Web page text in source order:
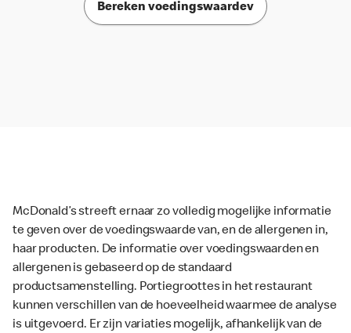
Bereken voedingswaardev
McDonald’s streeft ernaar zo volledig mogelijke informatie
te geven over de voedingswaarde van, en de allergenen in,
haar producten. De informatie over voedingswaarden en
allergenen is gebaseerd op de standaard
productsamenstelling. Portiegroottes in het restaurant
kunnen verschillen van de hoeveelheid waarmee de analyse
is uitgevoerd. Er zijn variaties mogelijk, afhankelijk van de